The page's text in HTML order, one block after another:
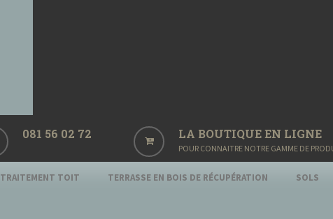
081 56 02 72 LA BOUTIQUE EN LIGNE
POUR CONNAITRE NOTRE GAMME DE
TRAITEMENT TOIT TERRASSE EN BOIS DE RÉCUPÉRATION SOLS